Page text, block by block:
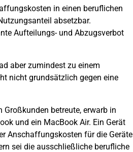
in einen beruflichen
absetzbar.
Aufteilungs- und Abzugsverbot
aber zumindest zu einem
nicht grundsätzlich gegen eine
betreute, erwarb in
und ein MacBook Air. Ein Gerät
Anschaffungskosten für die Geräte
sei die ausschließliche berufliche